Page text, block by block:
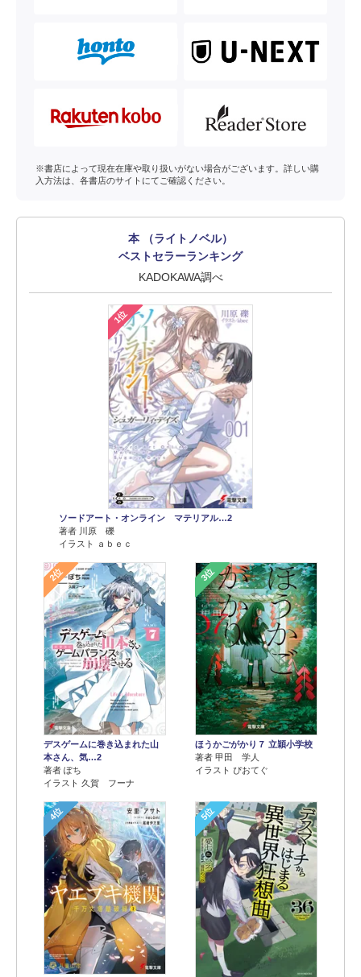
※書店によって現在在庫や取り扱いがない場合がございます。詳しい購
入方法は、各書店のサイトにてご確認ください。
本 （ライトノベル）
ベストセラーランキング
KADOKAWA調べ
1位
ソードアート・オンライン マテリアル…2
著者 川原 礫
イラスト ａｂｅｃ
2位
デスゲームに巻き込まれた山
本さん、気…2
著者 ぽち
イラスト 久賀 フーナ
3位
ほうかごがかり７ 立穎小学校
著者 甲田 学人
イラスト ぴおてぐ
4位 5位